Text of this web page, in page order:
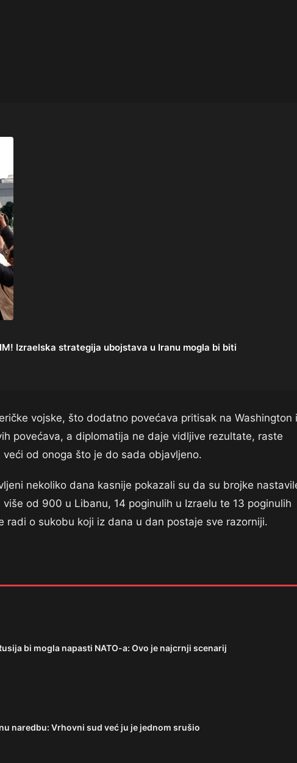
Izraelska strategija ubojstava u Iranu mogla bi biti
vojske, što dodatno povećava pritisak na Washington i
povećava, a diplomatija ne daje vidljive rezultate, raste
od onoga što je do sada objavljeno.
nekoliko dana kasnije pokazali su da su brojke
od 900 u Libanu, 14 poginulih u Izraelu te 13 poginulih
radi o sukobu koji iz dana u dan postaje sve razorniji.
bi mogla napasti NATO-a: Ovo je najcrnji scenarij
naredbu: Vrhovni sud već ju je jednom srušio